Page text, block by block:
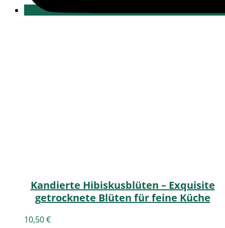
Kandierte Hibiskusblüten – Exquisite
getrocknete Blüten für feine Küche
10,50€